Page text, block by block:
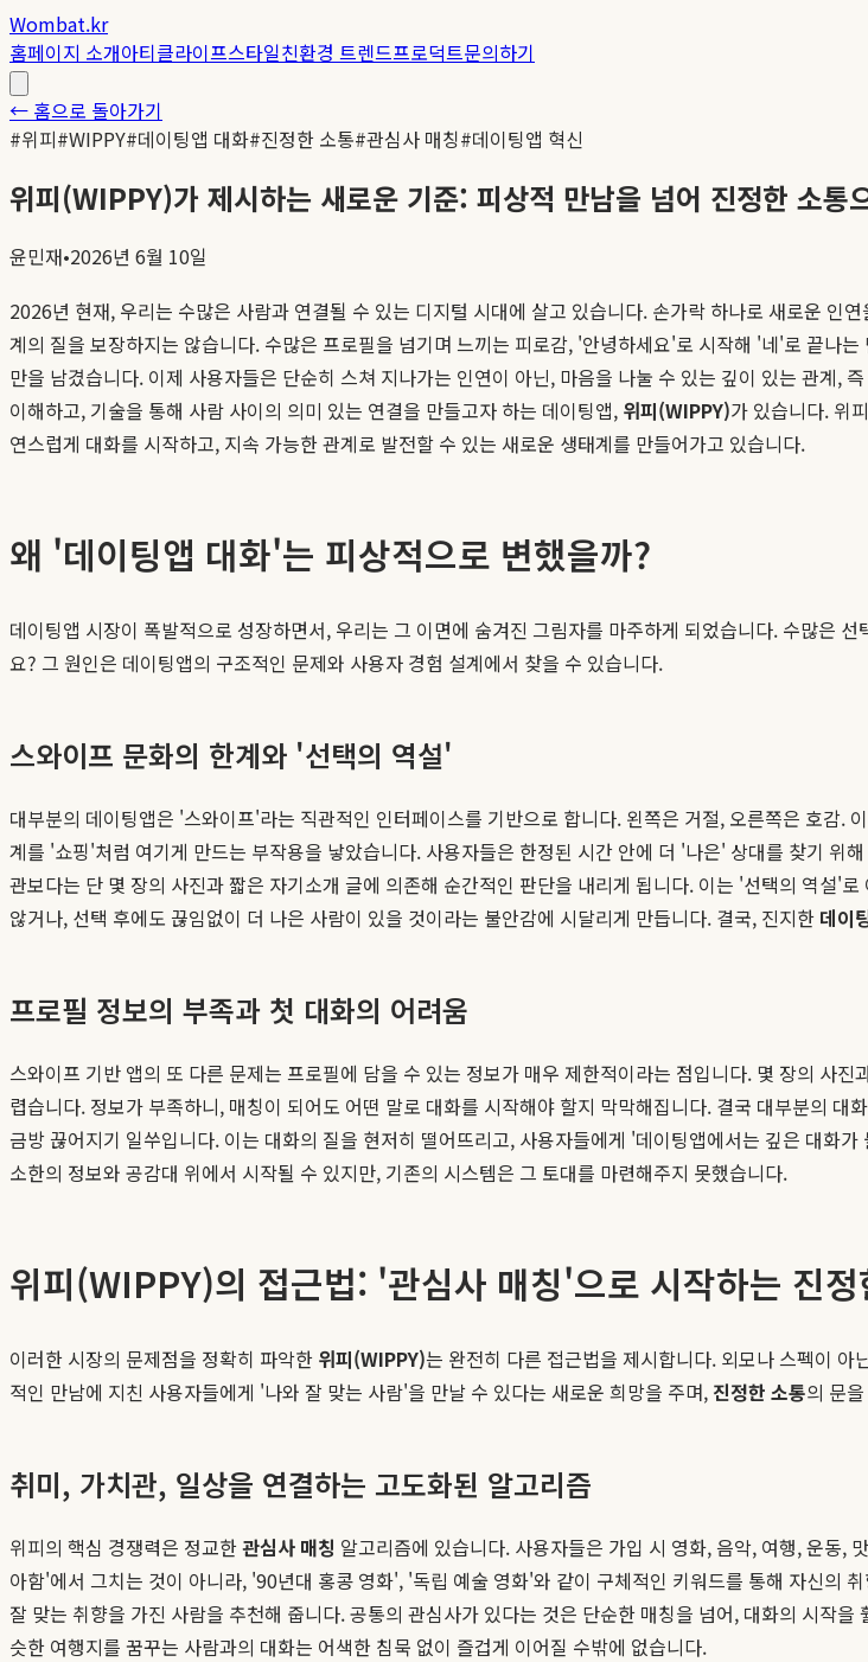
Wombat.kr
홈페이지 소개아티클라이프스타일친환경 트렌드프로덕트문의하기
← 홈으로 돌아가기
#위피#WIPPY#데이팅앱 대화#진정한 소통#관심사 매칭#데이팅앱 혁신
위피(WIPPY)가 제시하는 새로운 기준: 피상적 만남을 넘어 진정한 소통
윤민재•2026년 6월 10일
2026년 현재, 우리는 수많은 사람과 연결될 수 있는 디지털 시대에 살고 있습니다. 손가락 하나로 새로운 인
계의 질을 보장하지는 않습니다. 수많은 프로필을 넘기며 느끼는 피로감, '안녕하세요'로 시작해 '네'로 끝나
만을 남겼습니다. 이제 사용자들은 단순히 스쳐 지나가는 인연이 아닌, 마음을 나눌 수 있는 깊이 있는 관계, 즉
이해하고, 기술을 통해 사람 사이의 의미 있는 연결을 만들고자 하는 데이팅앱, 위피(WIPPY)가 있습니다. 위
연스럽게 대화를 시작하고, 지속 가능한 관계로 발전할 수 있는 새로운 생태계를 만들어가고 있습니다.
왜 '데이팅앱 대화'는 피상적으로 변했을까?
데이팅앱 시장이 폭발적으로 성장하면서, 우리는 그 이면에 숨겨진 그림자를 마주하게 되었습니다. 수많은
요? 그 원인은 데이팅앱의 구조적인 문제와 사용자 경험 설계에서 찾을 수 있습니다.
스와이프 문화의 한계와 '선택의 역설'
대부분의 데이팅앱은 '스와이프'라는 직관적인 인터페이스를 기반으로 합니다. 왼쪽은 거절, 오른쪽은 호감.
계를 '쇼핑'처럼 여기게 만드는 부작용을 낳았습니다. 사용자들은 한정된 시간 안에 더 '나은' 상대를 찾기 위
관보다는 단 몇 장의 사진과 짧은 자기소개 글에 의존해 순간적인 판단을 내리게 됩니다. 이는 '선택의 역설'
않거나, 선택 후에도 끊임없이 더 나은 사람이 있을 것이라는 불안감에 시달리게 만듭니다. 결국, 진지한 데이
프로필 정보의 부족과 첫 대화의 어려움
스와이프 기반 앱의 또 다른 문제는 프로필에 담을 수 있는 정보가 매우 제한적이라는 점입니다. 몇 장의 사
렵습니다. 정보가 부족하니, 매칭이 되어도 어떤 말로 대화를 시작해야 할지 막막해집니다. 결국 대부분의
금방 끊어지기 일쑤입니다. 이는 대화의 질을 현저히 떨어뜨리고, 사용자들에게 '데이팅앱에서는 깊은 대화
소한의 정보와 공감대 위에서 시작될 수 있지만, 기존의 시스템은 그 토대를 마련해주지 못했습니다.
위피(WIPPY)의 접근법: '관심사 매칭'으로 시작하는 진정
이러한 시장의 문제점을 정확히 파악한 위피(WIPPY)는 완전히 다른 접근법을 제시합니다. 외모나 스펙이
적인 만남에 지친 사용자들에게 '나와 잘 맞는 사람'을 만날 수 있다는 새로운 희망을 주며, 진정한 소통의 문
취미, 가치관, 일상을 연결하는 고도화된 알고리즘
위피의 핵심 경쟁력은 정교한관심사 매칭 알고리즘에 있습니다. 사용자들은 가입 시 영화, 음악, 여행, 운동,
아함'에서 그치는 것이 아니라, '90년대 홍콩 영화', '독립 예술 영화'와 같이 구체적인 키워드를 통해 자신의
잘 맞는 취향을 가진 사람을 추천해 줍니다. 공통의 관심사가 있다는 것은 단순한 매칭을 넘어, 대화의 시작
슷한 여행지를 꿈꾸는 사람과의 대화는 어색한 침묵 없이 즐겁게 이어질 수밖에 없습니다.